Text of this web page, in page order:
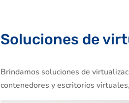
Soluciones de
Brindamos soluciones de
contenedores y escritorios